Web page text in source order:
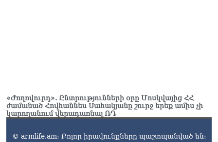
«Ժողովուրդ». Ընտրությունների օրը Մոսկվայից ՀՀ
ժամանած Հովհաննես Սահակյանը շուրջ երեք ամիս չի
կարողանում վերադառնալ ՌԴ
© armlife.am: Բոլոր իրավունքները պաշտպանված են: